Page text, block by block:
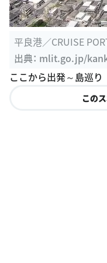
平良港／CRUISE
出典： mlit.go.jp/
x.html
ここから出発～島巡り
この